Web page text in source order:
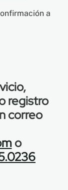
a
registro
correo
o